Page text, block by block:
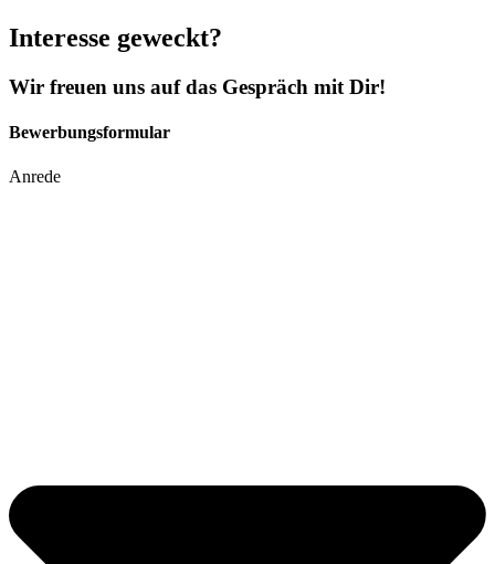
Interesse geweckt?
Wir freuen uns auf das Gespräch mit Dir!
Bewerbungsformular
Anrede